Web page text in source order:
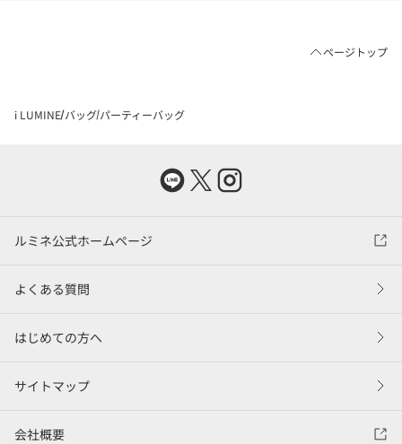
ページトップ
i LUMINE バッグ パーティーバッグ
ルミネ公式ホームページ
よくある質問
はじめての方へ
サイトマップ
会社概要